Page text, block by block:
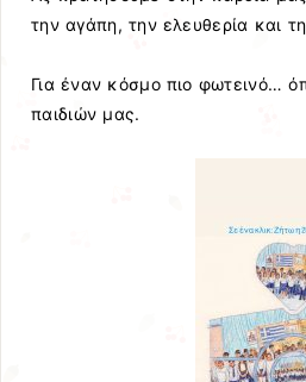
την αγάπη, την ελευθερία και
Για έναν κόσμο πιο φωτεινό…
παιδιών μας.